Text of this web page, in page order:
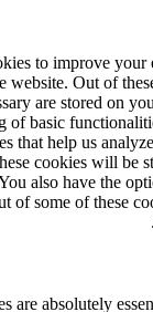
to improve
website. Out of
are stored on
of basic
that help us
cookies will be
also have the
of some of these
are absolutely